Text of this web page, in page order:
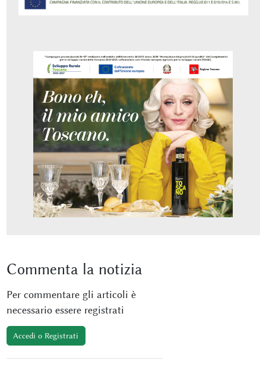
Commenta la notizia
Per commentare gli articoli è
necessario essere registrati
Accedi o Registrati